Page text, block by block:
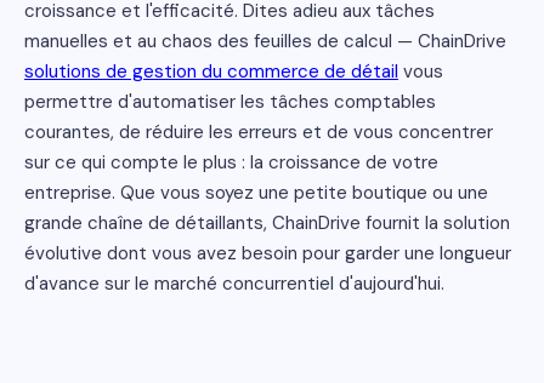
croissance et l'efficacité. Dites adieu aux tâches
manuelles et au chaos des feuilles de calcul — ChainDrive
solutions de gestion du commerce de détail vous
permettre d'automatiser les tâches comptables
courantes, de réduire les erreurs et de vous concentrer
sur ce qui compte le plus : la croissance de votre
entreprise. Que vous soyez une petite boutique ou une
grande chaîne de détaillants, ChainDrive fournit la solution
évolutive dont vous avez besoin pour garder une longueur
d'avance sur le marché concurrentiel d'aujourd'hui.